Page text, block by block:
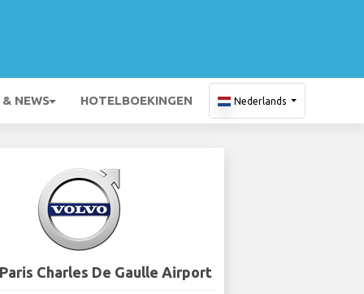
NEWS HOTELBOEKINGEN Nederlands
Charles De Gaulle Airport